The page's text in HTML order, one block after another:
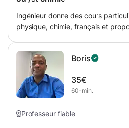
Ingénieur donne des cours
physique, chimie, français et
ou 13eT en faisant les questions
passées.
Boris
35€
60-min.
Professeur fiable